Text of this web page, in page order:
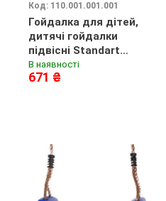
Код: 110.001.001.001
Гойдалка для дітей,
дитячі гойдалки
підвісні Standart
Червоний
В наявності
671 ₴